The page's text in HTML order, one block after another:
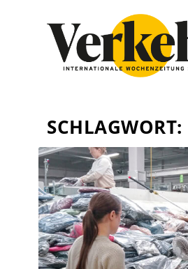
SCHLAGWORT: